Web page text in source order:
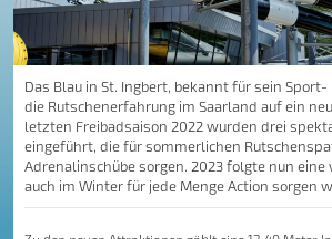
Das Blau in St. Ingbert, bekannt für sein
die Rutschenerfahrung im Saarland auf ein
letzten Freibadsaison 2022 wurden drei
eingeführt, die für sommerlichen
Adrenalinschübe sorgen. 2023 folgte nun eine
auch im Winter für jede Menge Action sorgen